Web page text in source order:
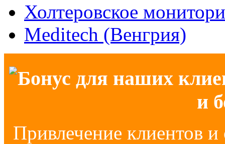
Холтеровское
Meditech (Венгрия)
Бонус для наших
и
Привлечение клиентов и